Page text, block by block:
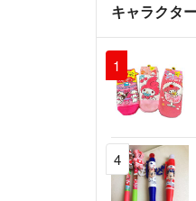
キャラクタ
1
4